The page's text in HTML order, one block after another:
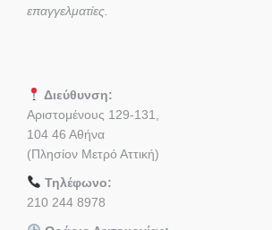
επαγγελματίες.
Διεύθυνση:
Αριστομένους 129-131,
104 46 Αθήνα
(Πλησίον Μετρό Αττική)
Τηλέφωνο:
210 244 8978